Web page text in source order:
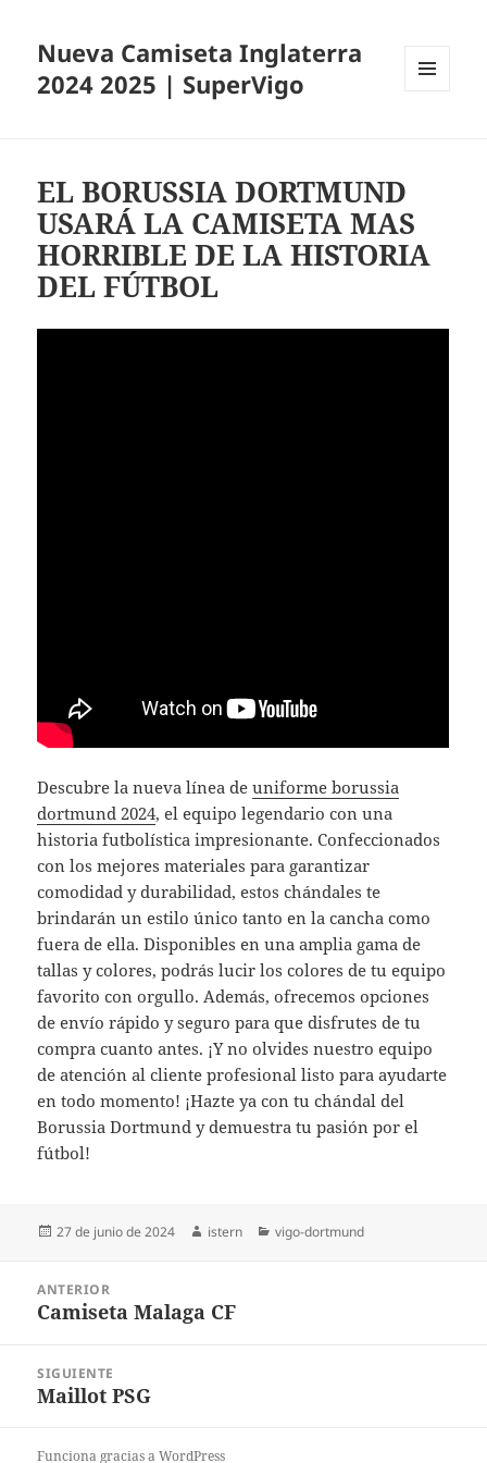
Nueva Camiseta Inglaterra
2024 2025 | SuperVigo
EL BORUSSIA DORTMUND
USARÁ LA CAMISETA MAS
HORRIBLE DE LA HISTORIA
DEL FÚTBOL
Descubre la nueva línea deuniforme borussia
dortmund 2024, el equipo legendario con una
historia futbolística impresionante. Confeccionados
con los mejores materiales para garantizar
comodidad y durabilidad, estos chándales te
brindarán un estilo único tanto en la cancha como
fuera de ella. Disponibles en una amplia gama de
tallas y colores, podrás lucir los colores de tu equipo
favorito con orgullo. Además, ofrecemos opciones
de envío rápido y seguro para que disfrutes de tu
compra cuanto antes. ¡Y no olvides nuestro equipo
de atención al cliente profesional listo para ayudarte
en todo momento! ¡Hazte ya con tu chándal del
Borussia Dortmund y demuestra tu pasión por el
fútbol!
Publicado
27 de junio de 2024 Autor
istern Categorías
vigo-dortmund
entradas
ANTERIOR
Entrada
Camiseta Malaga CF
SIGUIENTE
Entrada
Maillot PSG
Funciona gracias a WordPress